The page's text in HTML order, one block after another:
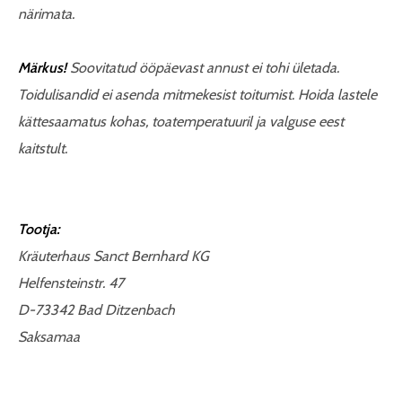
närimata.
Märkus!Soovitatud ööpäevast annust ei tohi ületada.
Toidulisandid ei asenda mitmekesist toitumist. Hoida lastele
kättesaamatus kohas, toatemperatuuril ja valguse eest
kaitstult.
Tootja:
Kräuterhaus Sanct Bernhard KG
Helfensteinstr. 47
D-73342 Bad Ditzenbach
Saksamaa